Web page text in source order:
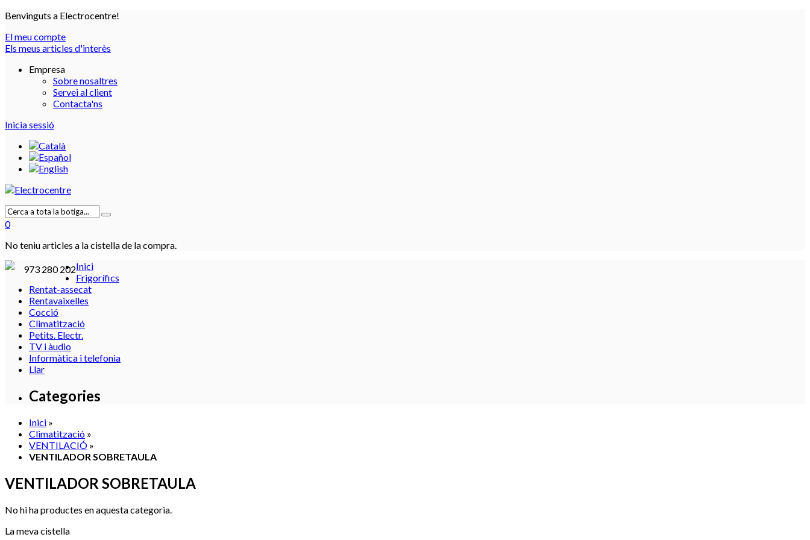
Benvinguts a Electrocentre!
El meu compte
Els meus articles d'interès
Empresa
Sobre nosaltres
Servei al client
Contacta'ns
Inicia sessió
0
No teniu articles a la cistella de la compra.
973 280 202Inici
Frigorífics
Rentat-assecat
Rentavaixelles
Cocció
Climatització
Petits. Electr.
TV i àudio
Informàtica i telefonia
Llar
Categories
Inici »
Climatització »
VENTILACIÓ »
VENTILADOR SOBRETAULA
VENTILADOR SOBRETAULA
No hi ha productes en aquesta categoria.
La meva cistella